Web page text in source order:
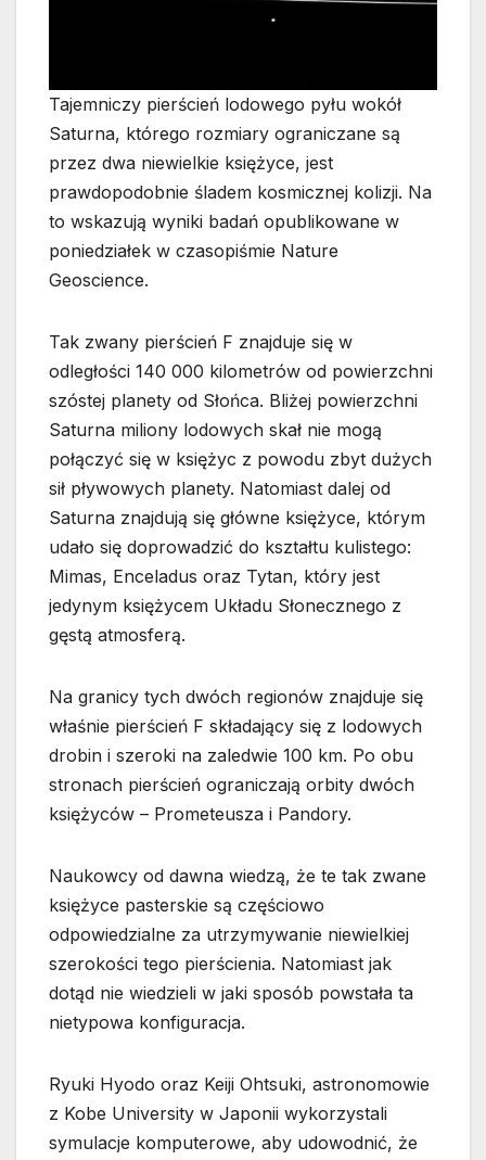
Tajemniczy pierścień lodowego pyłu wokół
Saturna, którego rozmiary ograniczane są
przez dwa niewielkie księżyce, jest
prawdopodobnie śladem kosmicznej kolizji. Na
to wskazują wyniki badań opublikowane w
poniedziałek w czasopiśmie Nature
Geoscience.
Tak zwany pierścień F znajduje się w
odległości 140 000 kilometrów od powierzchni
szóstej planety od Słońca. Bliżej powierzchni
Saturna miliony lodowych skał nie mogą
połączyć się w księżyc z powodu zbyt dużych
sił pływowych planety. Natomiast dalej od
Saturna znajdują się główne księżyce, którym
udało się doprowadzić do kształtu kulistego:
Mimas, Enceladus oraz Tytan, który jest
jedynym księżycem Układu Słonecznego z
gęstą atmosferą.
Na granicy tych dwóch regionów znajduje się
właśnie pierścień F składający się z lodowych
drobin i szeroki na zaledwie 100 km. Po obu
stronach pierścień ograniczają orbity dwóch
księżyców – Prometeusza i Pandory.
Naukowcy od dawna wiedzą, że te tak zwane
księżyce pasterskie są częściowo
odpowiedzialne za utrzymywanie niewielkiej
szerokości tego pierścienia. Natomiast jak
dotąd nie wiedzieli w jaki sposób powstała ta
nietypowa konfiguracja.
Ryuki Hyodo oraz Keiji Ohtsuki, astronomowie
z Kobe University w Japonii wykorzystali
symulacje komputerowe, aby udowodnić, że